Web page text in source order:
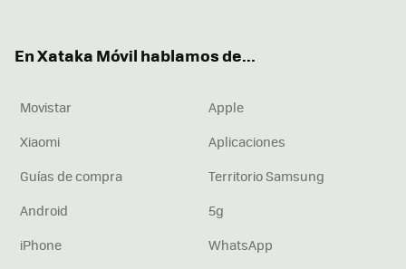
En Xataka Móvil hablamos de...
Movistar
Apple
Xiaomi
Aplicaciones
Guías de compra
Territorio Samsung
Android
5g
iPhone
WhatsApp